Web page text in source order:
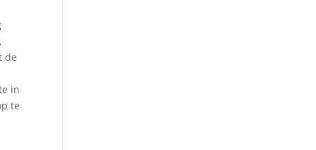
de
in
te